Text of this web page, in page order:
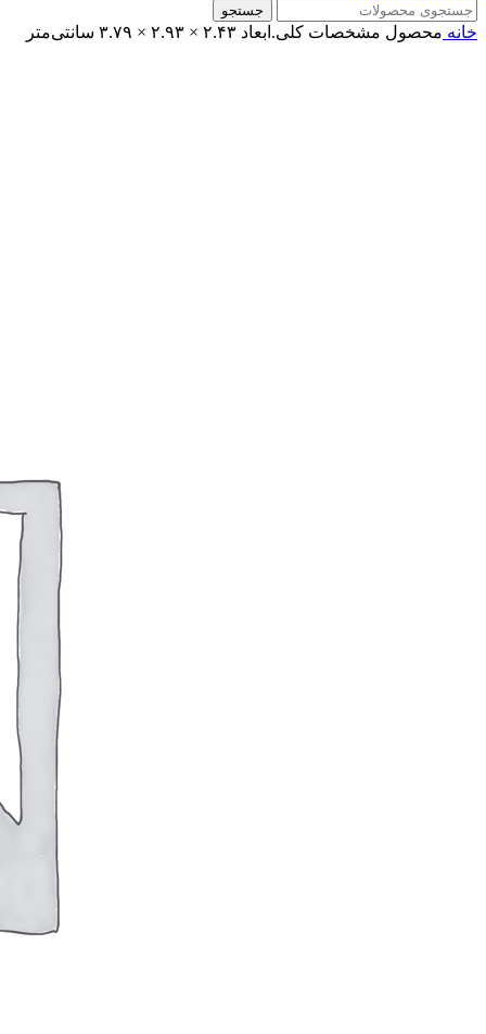
جستجو
خانه محصول مشخصات کلی.ابعاد ۲.۴۳ × ۲.۹۳ × ۳.۷۹ سانتی‌متر